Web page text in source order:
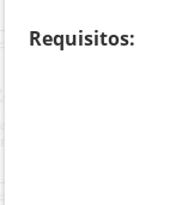
Requisitos: